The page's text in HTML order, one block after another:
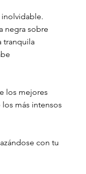
negra sobre
tranquila
los mejores
más intensos
con tu